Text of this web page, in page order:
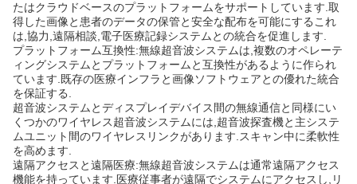
たはクラウドベースのプラットフォームをサポートしています.取
得した画像と患者のデータの保管と安全な配布を可能にするこれ
は,協力,遠隔相談,電子医療記録システムとの統合を促進します.
プラットフォーム互換性:無線超音波システムは,複数のオペレーテ
ィングシステムとプラットフォームと互換性があるように作られ
ています.既存の医療インフラと画像ソフトウェアとの優れた統合
を保証する.
超音波システムとディスプレイデバイス間の無線通信と同様にい
くつかのワイヤレス超音波システムには,超音波探査機と主システ
ムユニット間のワイヤレスリンクがあります.スキャン中に柔軟性
を高めます.
遠隔アクセスと遠隔医療:無線超音波システムは通常遠隔アクセス
機能を持っています.医療従事者が遠隔でシステムにアクセスし,リ